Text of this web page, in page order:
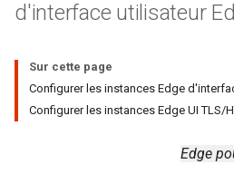
d'interface utilisateur
Sur cette page
Configurer les instances Edge
Configurer les instances Edge UI TLS/
Edge